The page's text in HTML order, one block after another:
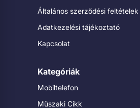
Általános szerződési feltételek
Adatkezelési tájékoztató
Kapcsolat
Kategóriák
Mobiltelefon
Műszaki Cikk